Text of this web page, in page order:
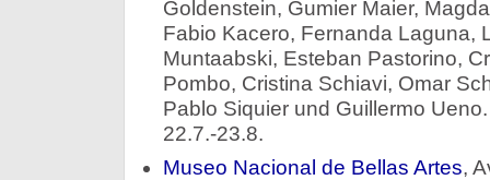
Goldenstein, Gumier Maier,
Fabio Kacero, Fernanda Laguna,
Muntaabski, Esteban Pastorino,
Pombo, Cristina Schiavi, Omar
Pablo Siquier und Guillermo
22.7.-23.8.
Museo Nacional de Bellas Artes,